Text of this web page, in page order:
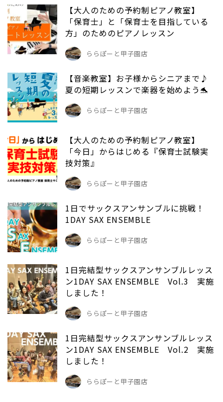
【大人のための予約制ピアノ教室】
「保育士」と「保育士を目指している
方」のためのピアノレッスン
ららぽーと甲子園店
【音楽教室】お子様からシニアまで♪
夏の短期レッスンで楽器を始めよう🐬
ららぽーと甲子園店
【大人のための予約制ピアノ教室】
「今日」からはじめる『保育士試験実
技対策』
ららぽーと甲子園店
1日でサックスアンサンブルに挑戦！
1DAY SAX ENSEMBLE
ららぽーと甲子園店
1日完結型サックスアンサンブルレッス
ン1DAY SAX ENSEMBLE Vol.3 実施
しました！
ららぽーと甲子園店
1日完結型サックスアンサンブルレッス
ン1DAY SAX ENSEMBLE Vol.2 実施
しました！
ららぽーと甲子園店